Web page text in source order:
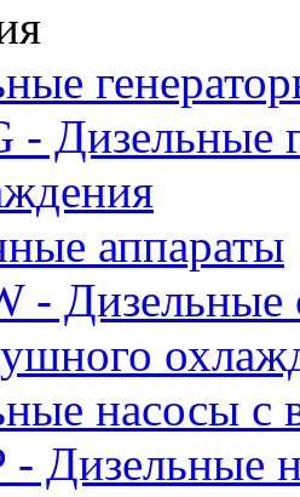
- Дизельные
аппараты
- Дизельные
насосы
- Дизельные